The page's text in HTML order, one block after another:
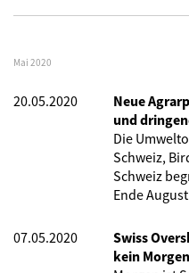
Mai 2020
20.05.2020
Neue
und
Die
Schweiz,
Schweiz
Ende
07.05.2020
Swiss
kein